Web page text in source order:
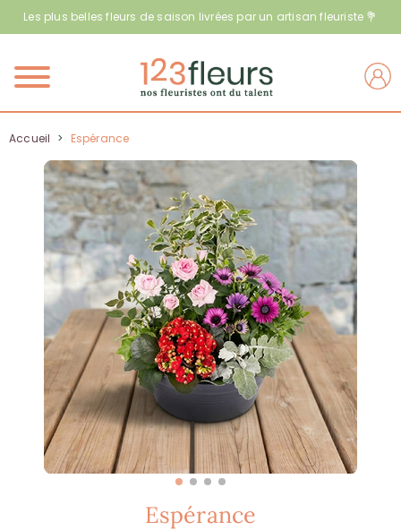
Les plus belles fleurs de saison livrées par un artisan fleuriste 💐
Menu
Accueil > Espérance
Espérance